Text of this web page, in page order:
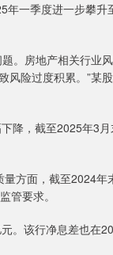
一季度进一步攀
房地产相关行业
险过度积累。”某
，截至2025年3月
方面，截至2024年
管要求。
该行净息差也在